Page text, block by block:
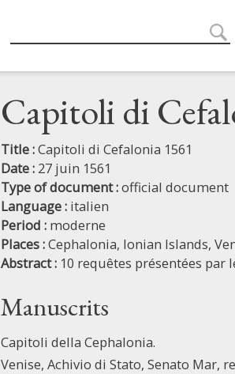
Capitoli di
Title :Capitoli di Cefalonia 1561
Date : 27 juin 1561
Type of document :official document
Language : italien
Period : moderne
Places :Cephalonia, Ionian Islands,
Abstract : 10 requêtes présentées par
Manuscrits
Capitoli della Cephalonia.
Venise, Achivio di Stato, Senato Mar,